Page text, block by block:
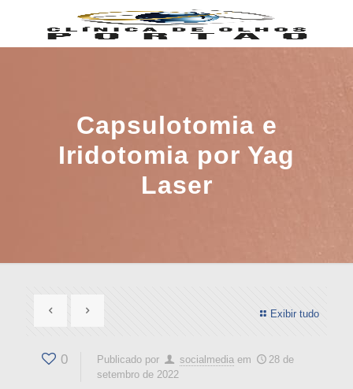
Capsulotomia e
Iridotomia por Yag
Laser
Exibir tudo
0 Publicado por socialmedia em
28 de
setembro de 2022